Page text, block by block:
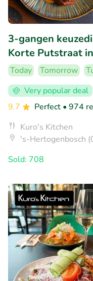
3-gangen
Korte Putstraat
Today Tomorrow
Very popular deal
9.7
Perfect • 974
Kuro's Kitchen
's-Hertogenbosch
Sold: 708